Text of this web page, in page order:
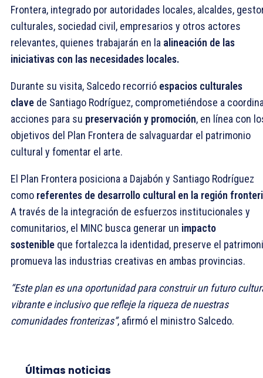
Frontera, integrado por autoridades locales, alcaldes,
culturales, sociedad civil, empresarios y otros actores
relevantes, quienes trabajarán en la alineación de las
iniciativas con las necesidades locales.
Durante su visita, Salcedo recorrió espacios culturales
clave de Santiago Rodríguez, comprometiéndose a
acciones para su preservación y promoción, en línea con
objetivos del Plan Frontera de salvaguardar el patrimonio
cultural y fomentar el arte.
El Plan Frontera posiciona a Dajabón y Santiago Rodríguez
como referentes de desarrollo cultural en la región
A través de la integración de esfuerzos institucionales y
comunitarios, el MINC busca generar un impacto
sostenible que fortalezca la identidad, preserve el
promueva las industrias creativas en ambas provincias.
“Este plan es una oportunidad para construir un futuro
vibrante e inclusivo que refleje la riqueza de nuestras
comunidades fronterizas”, afirmó el ministro Salcedo.
Últimas noticias